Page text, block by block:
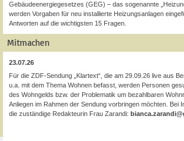
Gebäudeenergiegesetzes (GEG) – das sogenannte
werden Vorgaben für neu installierte Heizungsanlagen
Antworten auf die wichtigsten 15 Fragen.
Mitmachen
23.07.26
Für die ZDF-Sendung „Klartext“, die am 29.09.26 live aus
u.a. mit dem Thema Wohnen befasst, werden Personen
des Wohngelds bzw. der Problematik um bezahlbaren
Anliegen im Rahmen der Sendung vorbringen möchten. Bei
die zuständige Redakteurin Frau Zarandi: